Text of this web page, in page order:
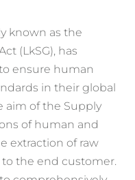
known as the
(LkSG), has
ensure human
in their global
aim of the Supply
of human and
extraction of raw
the end customer.